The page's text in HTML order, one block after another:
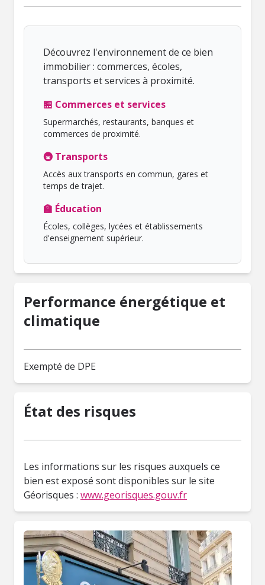
Découvrez l'environnement de ce bien
immobilier : commerces, écoles,
transports et services à proximité.
🏪 Commerces et services
Supermarchés, restaurants, banques et
commerces de proximité.
🚇 Transports
Accès aux transports en commun, gares et
temps de trajet.
🏫 Éducation
Écoles, collèges, lycées et établissements
d'enseignement supérieur.
Performance énergétique et
climatique
Exempté de DPE
État des risques
Les informations sur les risques auxquels ce
bien est exposé sont disponibles sur le site
Géorisques : www.georisques.gouv.fr